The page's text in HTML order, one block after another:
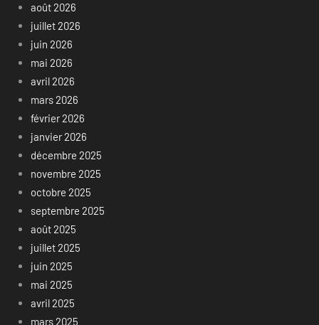
août 2026
juillet 2026
juin 2026
mai 2026
avril 2026
mars 2026
février 2026
janvier 2026
décembre 2025
novembre 2025
octobre 2025
septembre 2025
août 2025
juillet 2025
juin 2025
mai 2025
avril 2025
mars 2025